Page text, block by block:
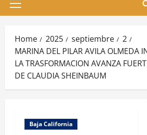
Primary
Home 2025 septiembre
2
MARINA DEL PILAR AVILA OLMEDA
LA TRASFORMACION AVANZA
DE CLAUDIA SHEINBAUM
Baja California